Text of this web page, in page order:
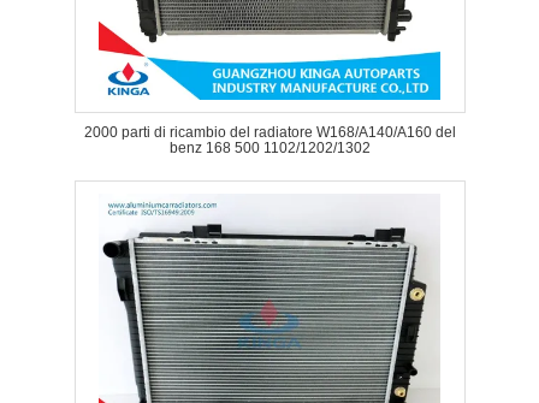
2000 parti di ricambio del radiatore W168/A140/A160 del
benz 168 500 1102/1202/1302